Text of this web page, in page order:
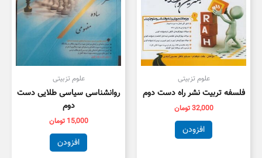
علوم تزبیتی
فلسفه تربیت نشر راه دست دوم
32,000تومان
افزودن
علوم تزبیتی
روانشناسی سیاسی طلایی دست
دوم
15,000 تومان
افزودن